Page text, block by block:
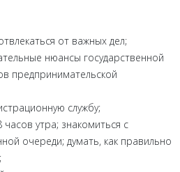
от важных дел;
нюансы государственной
предпринимательской
службу;
утра; знакомиться с
очереди; думать, как правильно